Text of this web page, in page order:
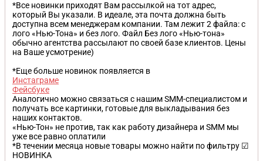
*Все новинки приходят Вам рассылкой на тот адрес,
который Вы указали. В идеале, эта почта должна быть
доступна всем менеджерам компании. Там лежит 2 файла: с
лого «Нью-Тона» и без лого. Файл Без лого «Нью-тона»
обычно агентства рассылают по своей базе клиентов. Цены
на Ваше усмотрение)
*Еще больше новинок появляется в
Инстаграме
Фейсбуке
Аналогично можно связаться с нашим SMM-специалистом и
получать все картинки, готовые для выкладывания без
наших контактов.
«Нью-Тон» не против, так как работу дизайнера и SMM мы
уже все равно оплатили
*В течении месяца новые товары можно найти по фильтру ☑
НОВИНКА